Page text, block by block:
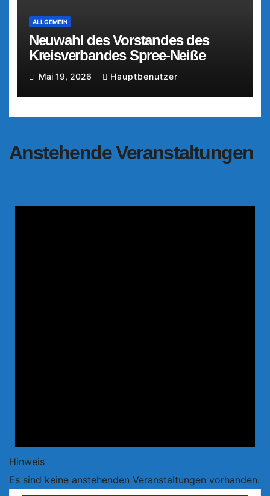
ALLGEMEIN
Neuwahl des Vorstandes des
Kreisverbandes Spree-Neiße
Mai 19, 2026 Hauptbenutzer
Anstehende Veranstaltungen
Hinweis
Es sind keine anstehenden Veranstaltungen vorhanden.